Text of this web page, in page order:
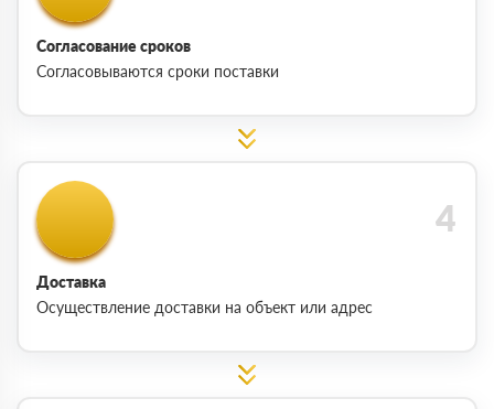
Согласование сроков
Согласовываются сроки поставки
Доставка
Осуществление доставки на объект или адрес